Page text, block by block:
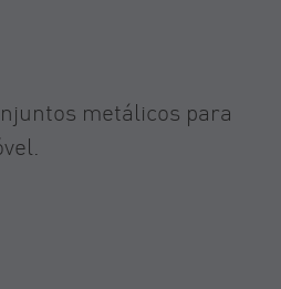
metálicos para